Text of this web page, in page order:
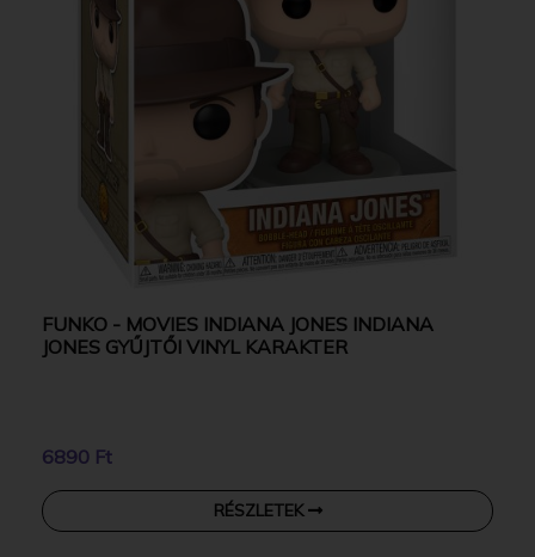
FUNKO - MOVIES INDIANA JONES INDIANA
JONES GYŰJTŐI VINYL KARAKTER
6890 Ft
RÉSZLETEK